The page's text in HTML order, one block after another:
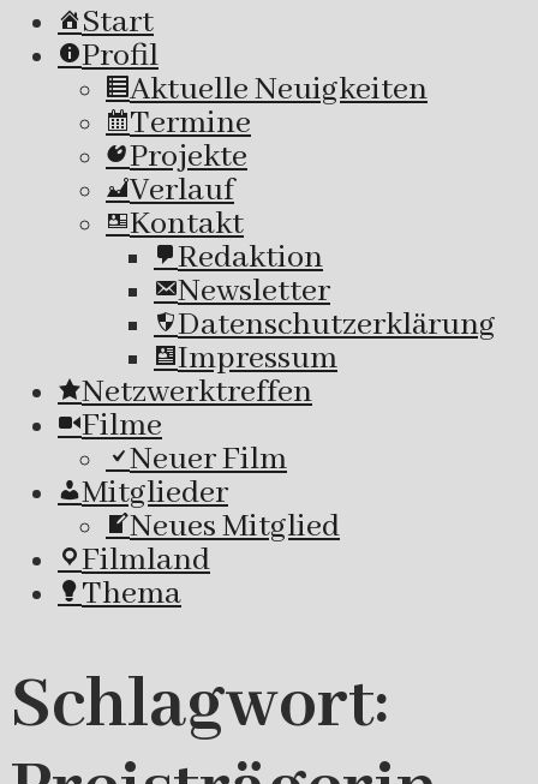
Start
Profil
Aktuelle Neuigkeiten
Termine
Projekte
Verlauf
Kontakt
Redaktion
Newsletter
Datenschutzerklärung
Impressum
Netzwerktreffen
Filme
Neuer Film
Mitglieder
Neues Mitglied
Filmland
Thema
Schlagwort: